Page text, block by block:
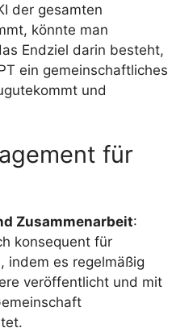
der gesamten
könnte man
Endziel darin besteht,
ein gemeinschaftliches
und
für
Zusammenarbeit:
konsequent für
indem es regelmäßig
veröffentlicht und mit